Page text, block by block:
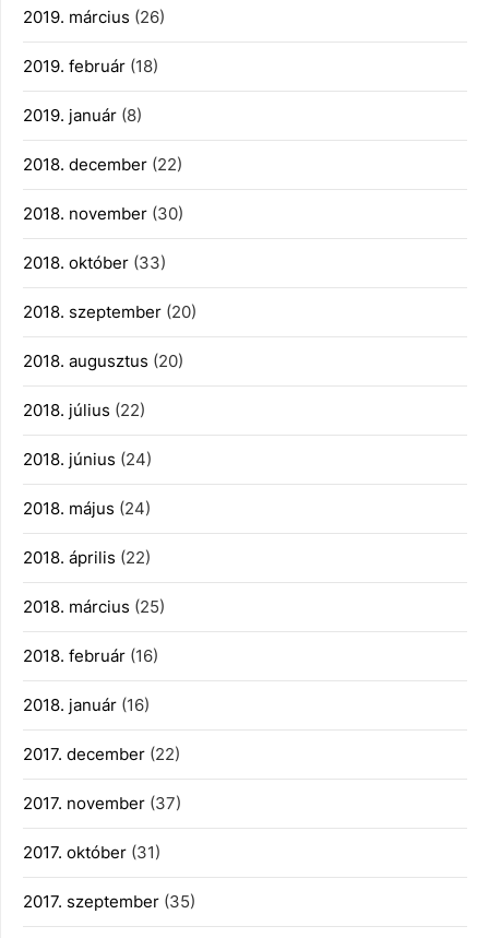
2019. március (26)
2019. február (18)
2019. január (8)
2018. december (22)
2018. november (30)
2018. október (33)
2018. szeptember (20)
2018. augusztus (20)
2018. július (22)
2018. június (24)
2018. május (24)
2018. április (22)
2018. március (25)
2018. február (16)
2018. január (16)
2017. december (22)
2017. november (37)
2017. október (31)
2017. szeptember (35)